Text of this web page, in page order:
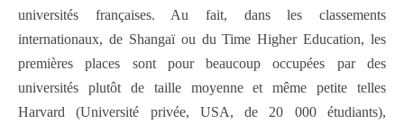
universités françaises. Au fait, dans les classements
internationaux, de Shangaï ou du Time Higher Education, les
premières places sont pour beaucoup occupées par des
universités plutôt de taille moyenne et même petite telles
Harvard (Université privée, USA, de 20 000 étudiants),